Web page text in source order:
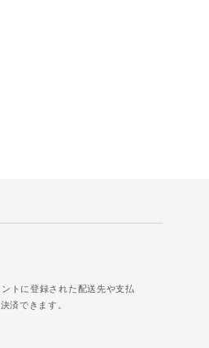
トに登録された配送先や支払
済できます。